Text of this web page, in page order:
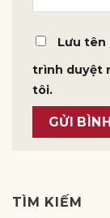
Lưu tên
trình duyệt
tôi.
TÌM KIẾM